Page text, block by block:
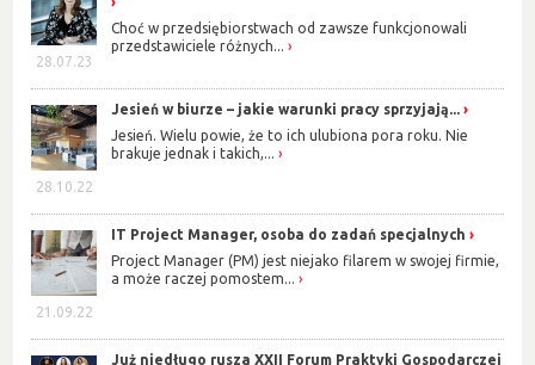
28.07.23
Choć w przedsiębiorstwach od zawsze funkcjonowali
przedstawiciele różnych...
28.10.22
Jesień w biurze – jakie warunki pracy sprzyjają...
Jesień. Wielu powie, że to ich ulubiona pora roku. Nie
brakuje jednak i takich,...
21.09.22
IT Project Manager, osoba do zadań specjalnych
Project Manager (PM) jest niejako filarem w swojej firmie,
a może raczej pomostem...
Już niedługo rusza XXII Forum Praktyki Gospodarczej